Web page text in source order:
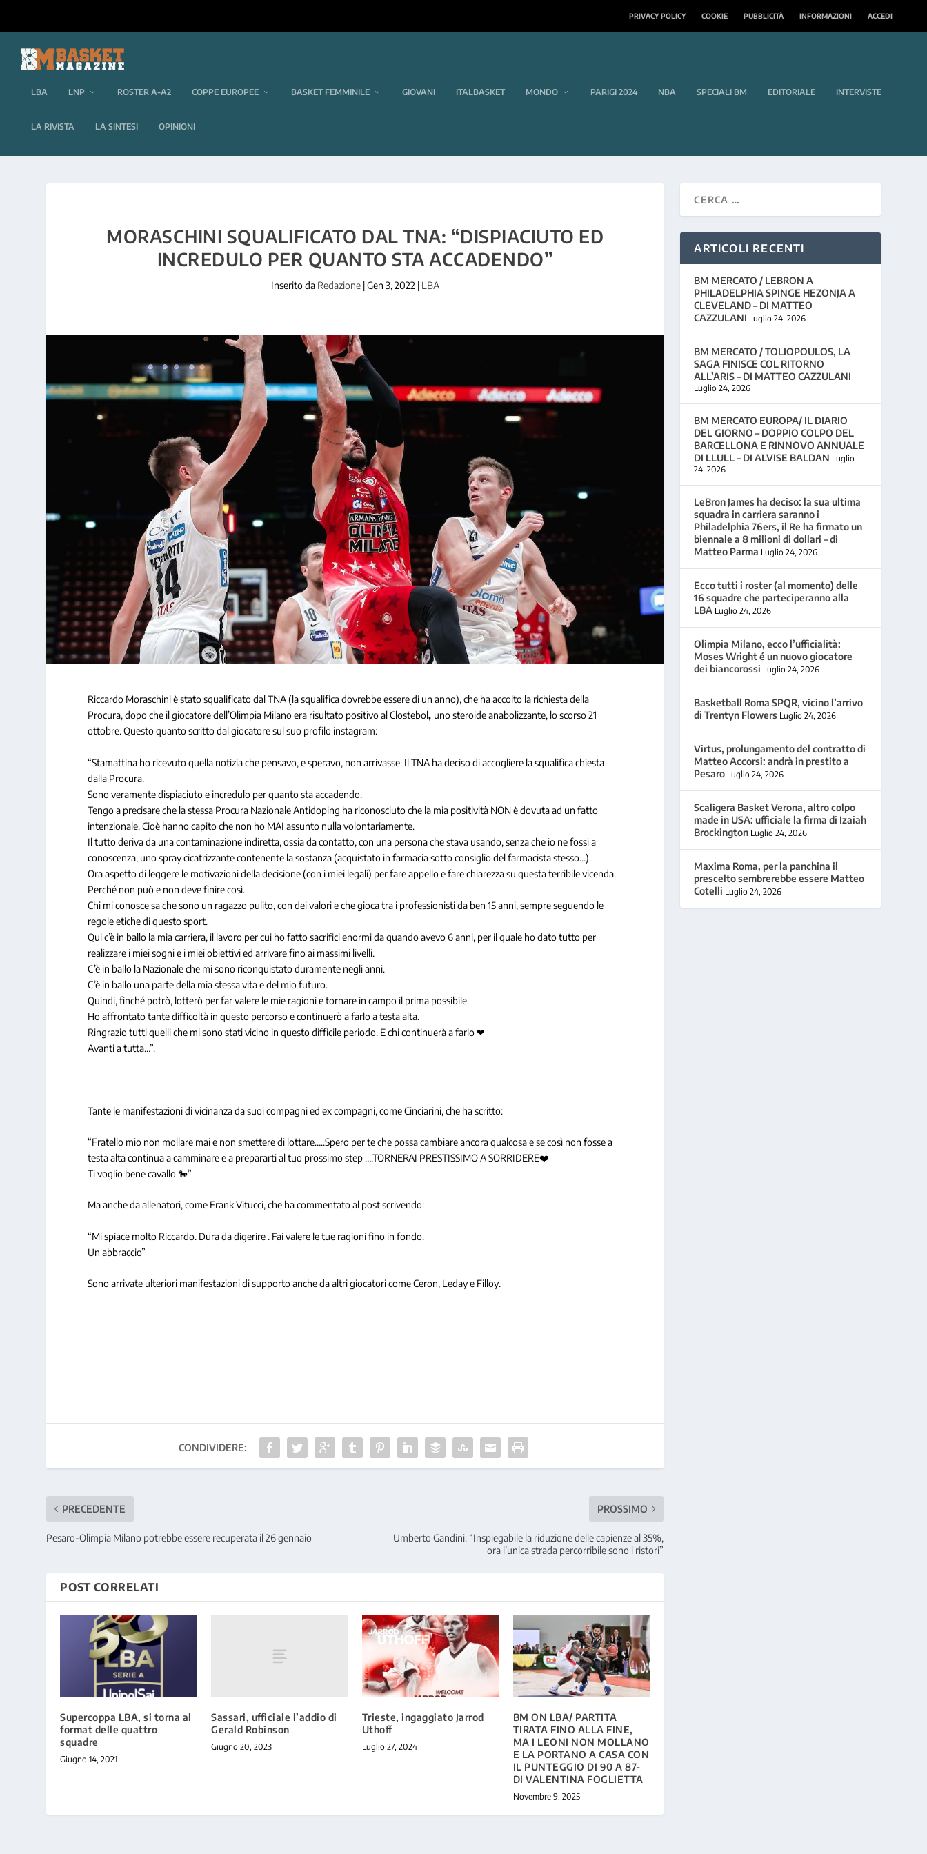
PRIVACY POLICY COOKIE PUBBLICITÀ INFORMAZIONI ACCEDI
LBA LNP ROSTER A-A2 COPPE EUROPEE BASKET FEMMINILE GIOVANI ITALBASKET MONDO PARIGI 2024 NBA SPECIALI BM EDITORIALE INTERVISTE
LA RIVISTA LA SINTESI OPINIONI
MORASCHINI SQUALIFICATO DAL TNA: “DISPIACIUTO ED
INCREDULO PER QUANTO STA ACCADENDO”
Inserito da Redazione|Gen 3, 2022 | LBA
Riccardo Moraschini è stato squalificato dal TNA (la squalifica dovrebbe essere di un anno), che ha accolto la richiesta della
Procura, dopo che il giocatore dell’Olimpia Milano era risultato positivo al Clostebol, uno steroide anabolizzante, lo scorso 21
ottobre. Questo quanto scritto dal giocatore sul suo profilo instagram:
“Stamattina ho ricevuto quella notizia che pensavo, e speravo, non arrivasse. Il TNA ha deciso di accogliere la squalifica chiesta
dalla Procura.
Sono veramente dispiaciuto e incredulo per quanto sta accadendo.
Tengo a precisare che la stessa Procura Nazionale Antidoping ha riconosciuto che la mia positività NON è dovuta ad un fatto
intenzionale. Cioè hanno capito che non ho MAI assunto nulla volontariamente.
Il tutto deriva da una contaminazione indiretta, ossia da contatto, con una persona che stava usando, senza che io ne fossi a
conoscenza, uno spray cicatrizzante contenente la sostanza (acquistato in farmacia sotto consiglio del farmacista stesso…).
Ora aspetto di leggere le motivazioni della decisione (con i miei legali) per fare appello e fare chiarezza su questa terribile vicenda.
Perché non può e non deve finire così.
Chi mi conosce sa che sono un ragazzo pulito, con dei valori e che gioca tra i professionisti da ben 15 anni, sempre seguendo le
regole etiche di questo sport.
Qui c’è in ballo la mia carriera, il lavoro per cui ho fatto sacrifici enormi da quando avevo 6 anni, per il quale ho dato tutto per
realizzare i miei sogni e i miei obiettivi ed arrivare fino ai massimi livelli.
C’è in ballo la Nazionale che mi sono riconquistato duramente negli anni.
C’è in ballo una parte della mia stessa vita e del mio futuro.
Quindi, finché potrò, lotterò per far valere le mie ragioni e tornare in campo il prima possibile.
Ho affrontato tante difficoltà in questo percorso e continuerò a farlo a testa alta.
Ringrazio tutti quelli che mi sono stati vicino in questo difficile periodo. E chi continuerà a farlo ❤
Avanti a tutta…”.
Tante le manifestazioni di vicinanza da suoi compagni ed ex compagni, come Cinciarini, che ha scritto:
“Fratello mio non mollare mai e non smettere di lottare…..Spero per te che possa cambiare ancora qualcosa e se così non fosse a
testa alta continua a camminare e a prepararti al tuo prossimo step ….TORNERAI PRESTISSIMO A SORRIDERE❤️
Ti voglio bene cavallo 🐎”
Ma anche da allenatori, come Frank Vitucci, che ha commentato al post scrivendo:
“Mi spiace molto Riccardo. Dura da digerire . Fai valere le tue ragioni fino in fondo.
Un abbraccio”
Sono arrivate ulteriori manifestazioni di supporto anche da altri giocatori come Ceron, Leday e Filloy.
CONDIVIDERE:
PRECEDENTE
Pesaro-Olimpia Milano potrebbe essere recuperata il 26 gennaio
PROSSIMO
Umberto Gandini: “Inspiegabile la riduzione delle capienze al 35%,
ora l’unica strada percorribile sono i ristori”
POST CORRELATI
Supercoppa LBA, si torna al
format delle quattro
squadre
Giugno 14, 2021
Sassari, ufficiale l’addio di
Gerald Robinson
Giugno 20, 2023
Trieste, ingaggiato Jarrod
Uthoff
Luglio 27, 2024
BM ON LBA/ PARTITA
TIRATA FINO ALLA FINE,
MA I LEONI NON MOLLANO
E LA PORTANO A CASA CON
IL PUNTEGGIO DI 90 A 87-
DI VALENTINA FOGLIETTA
Novembre 9, 2025
ARTICOLI RECENTI
BM MERCATO / LEBRON A
PHILADELPHIA SPINGE HEZONJA A
CLEVELAND – DI MATTEO
CAZZULANI Luglio 24, 2026
BM MERCATO / TOLIOPOULOS, LA
SAGA FINISCE COL RITORNO
ALL’ARIS – DI MATTEO CAZZULANI
Luglio 24, 2026
BM MERCATO EUROPA/ IL DIARIO
DEL GIORNO – DOPPIO COLPO DEL
BARCELLONA E RINNOVO ANNUALE
DI LLULL – DI ALVISE BALDAN Luglio
24, 2026
LeBron James ha deciso: la sua ultima
squadra in carriera saranno i
Philadelphia 76ers, il Re ha firmato un
biennale a 8 milioni di dollari – di
Matteo Parma Luglio 24, 2026
Ecco tutti i roster (al momento) delle
16 squadre che parteciperanno alla
LBA Luglio 24, 2026
Olimpia Milano, ecco l’ufficialità:
Moses Wright é un nuovo giocatore
dei biancorossi Luglio 24, 2026
Basketball Roma SPQR, vicino l’arrivo
di Trentyn Flowers Luglio 24, 2026
Virtus, prolungamento del contratto di
Matteo Accorsi: andrà in prestito a
Pesaro Luglio 24, 2026
Scaligera Basket Verona, altro colpo
made in USA: ufficiale la firma di Izaiah
Brockington Luglio 24, 2026
Maxima Roma, per la panchina il
prescelto sembrerebbe essere Matteo
Cotelli Luglio 24, 2026